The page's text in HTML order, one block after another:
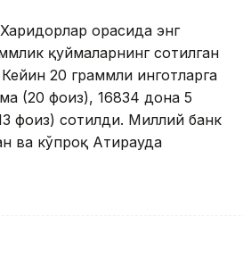
орасида энг
қуймаларнинг сотилган
20 граммли инготларга
(20 фоиз), 16834 дона 5
фоиз) сотилди. Миллий банк
ва кўпроқ Атирауда